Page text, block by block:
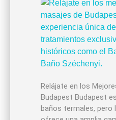
Relájate en los
Budapest Budapest
baños termales, pero